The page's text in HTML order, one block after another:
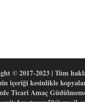
© 2017-2023 | Tüm
içeriği kesinlikle
Ticari Amaç